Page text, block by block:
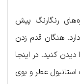
رنگارنگ پیش
هنگان قدم زدن
دیدن کنید. در اینجا
استانبول عطر و بوی